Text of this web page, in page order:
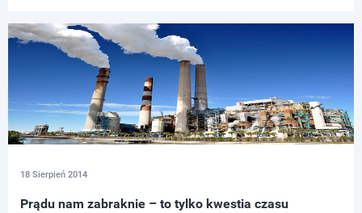
18 Sierpień 2014
Prądu nam zabraknie – to tylko kwestia czasu